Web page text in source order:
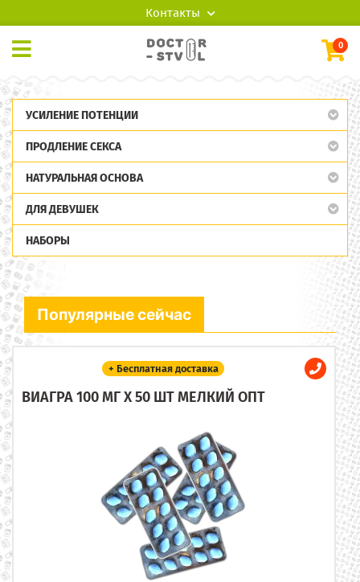
Контакты
0
УСИЛЕНИЕ ПОТЕНЦИИ
ПРОДЛЕНИЕ СЕКСА
НАТУРАЛЬНАЯ ОСНОВА
ДЛЯ ДЕВУШЕК
НАБОРЫ
Популярные сейчас
+ Бесплатная доставка
ВИАГРА 100 МГ X 50 ШТ МЕЛКИЙ ОПТ